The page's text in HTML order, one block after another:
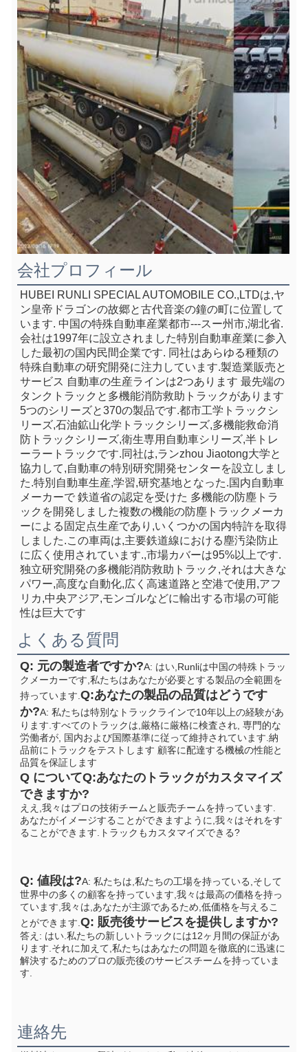
会社プロフィール
HUBEI RUNLI SPECIAL AUTOMOBILE CO.,LTDは,ヤ
ン皇帝ドラゴンの故郷と古代音楽の鐘の町に位置して
います. 中国の特殊自動車産業都市---スー州市,湖北省.
会社は1997年に設立されました特別自動車産業に参入
した最初の国内民間企業です. 同社はあらゆる種類の
特殊自動車の研究開発に注力しています.製造業販売と
サービス 自動車の生産ラインは2つあります 最先端の
タンクトラックと多機能消防救助トラックがあります
5つのシリーズと370の製品です.都市工学トラックシ
リーズ,石油鉱山化学トラックシリーズ,多機能救命消
防トラックシリーズ,衛生専用自動車シリーズ,半トレ
ーラートラックです.同社は,ランzhou Jiaotong大学と
協力して,自動車の特別研究開発センターを設立しまし
た.特別自動車生産,学習,研究基地となった.国内自動車
メーカーで 鉄道省の認定を受けた 多機能の防塵トラ
ックを開発しました複数の機能の防塵トラックメーカ
ーによる固定点生産であり,いくつかの国内特許を取得
しました.この車両は,主要鉄道線における塵汚染防止
に広く使用されています.,市場カバーは95%以上です.
独立研究開発の多機能消防救助トラック,それは大きな
パワー,高度な自動化,広く高速道路と空港で使用,アフ
リカ,中央アジア,モンゴルなどに輸出する市場の可能
性は巨大です
よくある質問
Q: 元の製造者ですか?A: はい,Runliは中国の特殊トラッ
クメーカーです,私たちはあなたが必要とする製品の全範囲を
持っています. Q:あなたの製品の品質はどうです
か?A: 私たちは特別なトラックラインで10年以上の経験があ
ります.すべてのトラックは,厳格に厳格に検査され, 専門的な
労働者が, 国内および国際基準に従って維持されています.納
品前にトラックをテストします 顧客に配達する機械の性能と
品質を保証します
Q についてQ:あなたのトラックがカスタマイズ
できますか?
ええ,我々はプロの技術チームと販売チームを持っています.
あなたがイメージすることができますように,我々はそれをす
ることができます.
トラックもカスタマイズできる?
Q: 値段は?A: 私たちは,私たちの工場を持っている,そして
世界中の多くの顧客を持っています,我々は最高の価格を持っ
ています,我々は,あなたが主源であるため,低価格を与えるこ
とができます. Q: 販売後サービスを提供しますか?
答え: はい.私たちの新しいトラックには12ヶ月間の保証があ
ります.それに加えて,私たちはあなたの問題を徹底的に迅速に
解決するためのプロの販売後のサービスチームを持っていま
す.
連絡先